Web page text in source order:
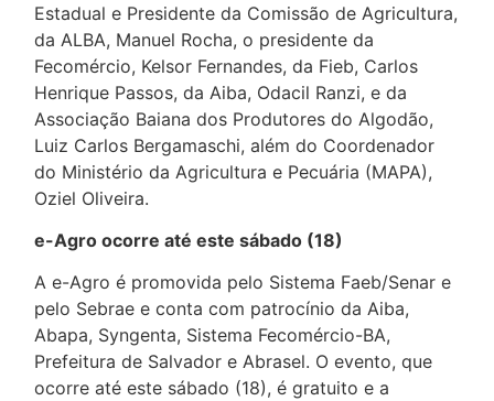
Estadual e Presidente da Comissão de Agricultura,
da ALBA, Manuel Rocha, o presidente da
Fecomércio, Kelsor Fernandes, da Fieb, Carlos
Henrique Passos, da Aiba, Odacil Ranzi, e da
Associação Baiana dos Produtores do Algodão,
Luiz Carlos Bergamaschi, além do Coordenador
do Ministério da Agricultura e Pecuária (MAPA),
Oziel Oliveira.
e-Agro ocorre até este sábado (18)
A e-Agro é promovida pelo Sistema Faeb/Senar e
pelo Sebrae e conta com patrocínio da Aiba,
Abapa, Syngenta, Sistema Fecomércio-BA,
Prefeitura de Salvador e Abrasel. O evento, que
ocorre até este sábado (18), é gratuito e a